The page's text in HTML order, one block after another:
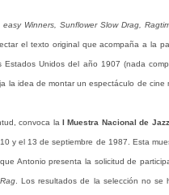
Winners, Sunflower Slow Drag,
el texto original que acompaña a la
Unidos del año 1907 (nada
la idea de montar un espectáculo de cine
convoca la I Muestra Nacional de
10 y el 13 de septiembre de 1987. Esta
que Antonio presenta la solicitud de
Rag . Los resultados de la selección no